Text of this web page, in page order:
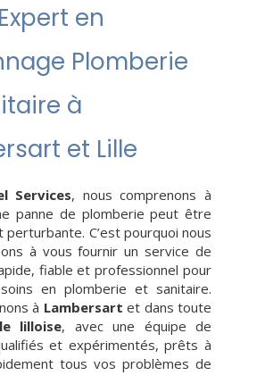
en
Plomberie
à
et Lille
Services, nous comprenons à
panne de plomberie peut être
C’est pourquoi nous
à vous fournir un service de
fiable et professionnel pour
en plomberie et sanitaire.
à Lambersart et dans toute
lilloise, avec une équipe de
et expérimentés, prêts à
tous vos problèmes de